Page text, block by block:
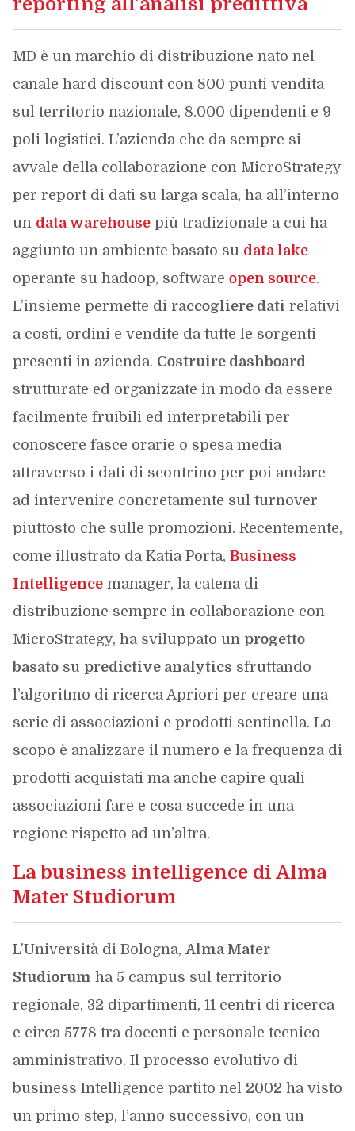
MD è un marchio di distribuzione nato nel
canale hard discount con 800 punti vendita
sul territorio nazionale, 8.000 dipendenti e 9
poli logistici. L’azienda che da sempre si
avvale della collaborazione con MicroStrategy
per report di dati su larga scala, ha all’interno
un data warehousepiù tradizionale a cui ha
aggiunto un ambiente basato su data lake
operante su hadoop, software open source.
L’insieme permette di raccogliere dati relativi
a costi, ordini e vendite da tutte le sorgenti
presenti in azienda. Costruire dashboard
strutturate ed organizzate in modo da essere
facilmente fruibili ed interpretabili per
conoscere fasce orarie o spesa media
attraverso i dati di scontrino per poi andare
ad intervenire concretamente sul turnover
piuttosto che sulle promozioni. Recentemente,
come illustrato da Katia Porta, Business
Intelligencemanager, la catena di
distribuzione sempre in collaborazione con
MicroStrategy, ha sviluppato un progetto
basatosu predictive analytics sfruttando
l’algoritmo di ricerca Apriori per creare una
serie di associazioni e prodotti sentinella. Lo
scopo è analizzare il numero e la frequenza di
prodotti acquistati ma anche capire quali
associazioni fare e cosa succede in una
regione rispetto ad un’altra.
La business intelligence di Alma
Mater Studiorum
L’Università di Bologna, Alma Mater
Studiorum ha 5 campus sul territorio
regionale, 32 dipartimenti, 11 centri di ricerca
e circa 5778 tra docenti e personale tecnico
amministrativo. Il processo evolutivo di
business Intelligence partito nel 2002 ha visto
un primo step, l’anno successivo, con un